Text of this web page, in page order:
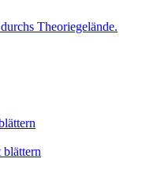
Theoriegelände.
blättern